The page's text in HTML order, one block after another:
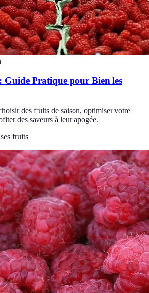
Guide Pratique pour Bien les
des fruits de saison, optimiser votre
des saveurs à leur apogée.
fruits